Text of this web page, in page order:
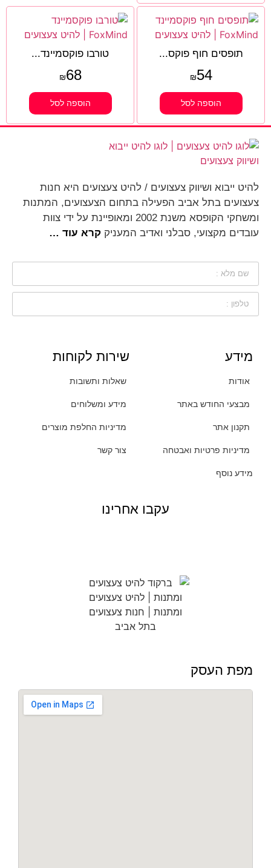
תופסים חוף פוקס...
₪54
הוספה לסל
טורבו פוקסמיינד...
₪68
הוספה לסל
להיט ייבוא ושיווק צעצועים / להיט צעצועים היא חנות
צעצועים בתל אביב הפעילה בתחום הצעצועים, המתנות
ומשחקי הקופסא משנת 2002 ומאופיינת על ידי צוות
עובדים מקצועי, סבלני ואדיב המעניק קרא עוד …
מידע
אודות
מבצעי החודש באתר
תקנון אתר
מדיניות פרטיות ואבטחה
מידע נוסף
שירות לקוחות
שאלות ותשובות
מידע ומשלוחים
מדיניות החלפת מוצרים
צור קשר
עקבו אחרינו
מפת העסק